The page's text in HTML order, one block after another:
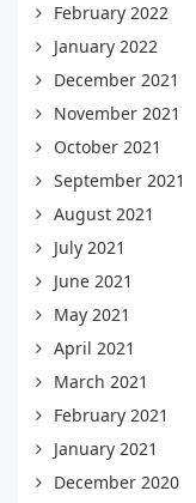
February 2022
January 2022
December 2021
November 2021
October 2021
September 2021
August 2021
July 2021
June 2021
May 2021
April 2021
March 2021
February 2021
January 2021
December 2020